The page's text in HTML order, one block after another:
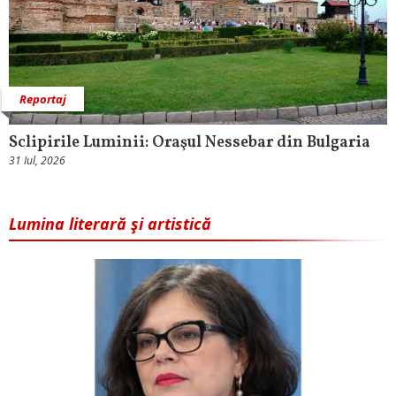
Reportaj
Sclipirile Luminii: Oraşul Nessebar din Bulgaria
31 Iul, 2026
Lumina literară şi artistică